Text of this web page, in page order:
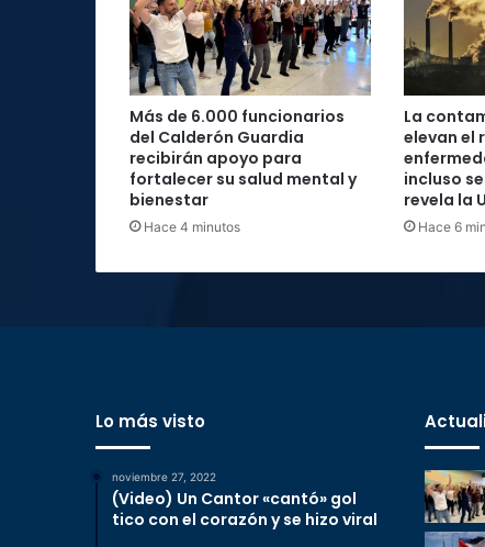
Más de 6.000 funcionarios
del Calderón Guardia
recibirán apoyo para
fortalecer su salud mental y
bienestar
Hace 4 minutos
La
elevan el
incluso
revela la
Hace 6
Lo más visto
noviembre 27, 2022
(Video) Un Cantor «cantó» gol
tico con el corazón y se hizo viral